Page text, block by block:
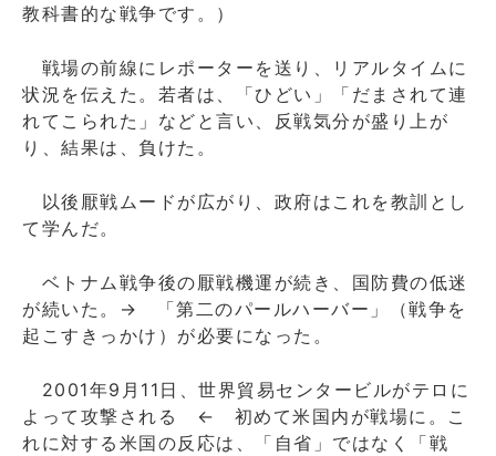
教科書的な戦争です。）
戦場の前線にレポーターを送り、リアルタイムに
状況を伝えた。若者は、「ひどい」「だまされて連
れてこられた」などと言い、反戦気分が盛り上が
り、結果は、負けた。
以後厭戦ムードが広がり、政府はこれを教訓とし
て学んだ。
ベトナム戦争後の厭戦機運が続き、国防費の低迷
が続いた。→ 「第二のパールハーバー」（戦争を
起こすきっかけ）が必要になった。
2001年9月11日、世界貿易センタービルがテロに
よって攻撃される ← 初めて米国内が戦場に。こ
れに対する米国の反応は、「自省」ではなく「戦